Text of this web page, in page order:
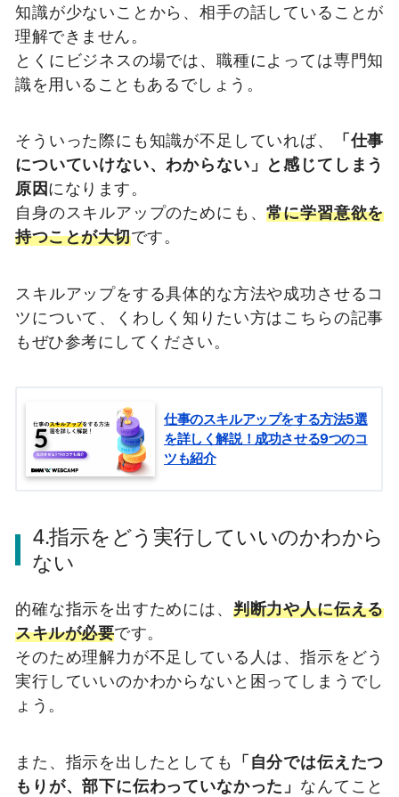
知識が少ないことから、相手の話していることが
理解できません。
とくにビジネスの場では、職種によっては専門知
識を用いることもあるでしょう。
そういった際にも知識が不足していれば、
「仕事
についていけない、わからない」と感じてしまう
原因になります。
自身のスキルアップのためにも、常に学習意欲を
持つことが大切です。
スキルアップをする具体的な方法や成功させるコ
ツについて、くわしく知りたい方はこちらの記事
もぜひ参考にしてください。
仕事のスキルアップをする方法5選
を詳しく解説！成功させる9つのコ
ツも紹介
4.指示をどう実行していいのかわから
ない
的確な指示を出すためには、 判断力や人に伝える
スキルが必要です。
そのため理解力が不足している人は、指示をどう
実行していいのかわからないと困ってしまうでし
ょう。
また、指示を出したとしても
「自分では伝えたつ
もりが、部下に伝わっていなかった」 なんてこと